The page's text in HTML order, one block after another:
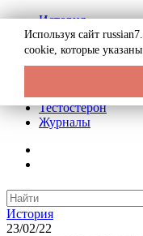
История
Биография
Криминал
Реклама на сайте
Тестостерон
Журналы
История
23/02/22
Используя сайт
cookie, которые